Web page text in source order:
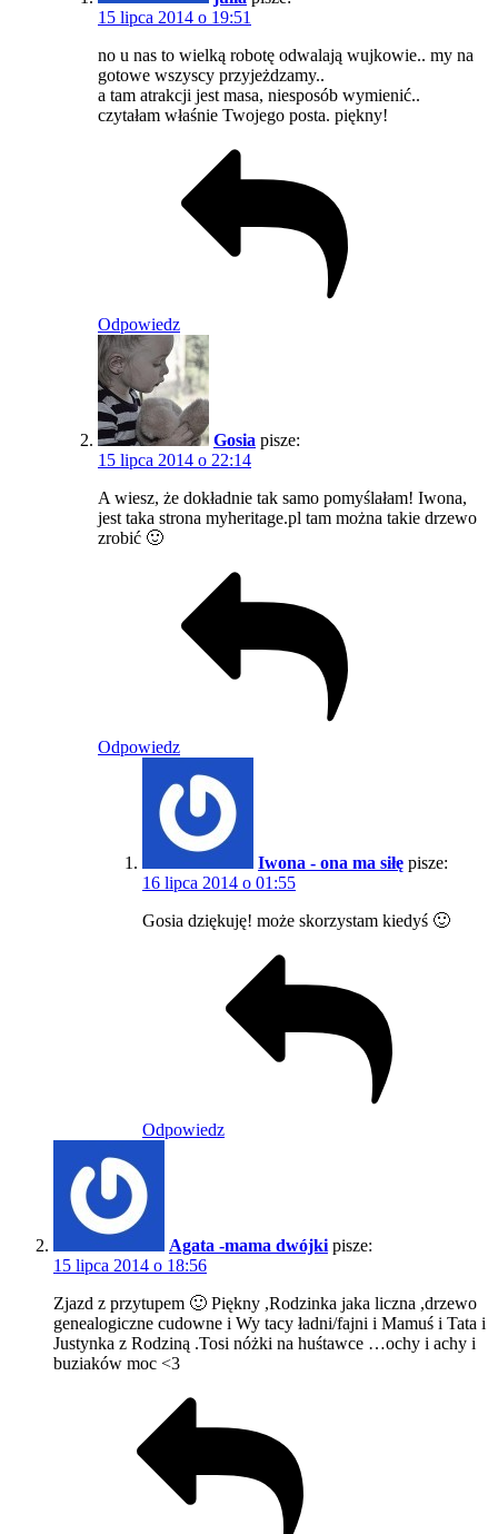
15 lipca 2014 o 19:51
no u nas to wielką robotę odwalają wujkowie.. my na
gotowe wszyscy przyjeżdzamy..
a tam atrakcji jest masa, niesposób wymienić..
czytałam właśnie Twojego posta. piękny!
Odpowiedz
Gosia pisze:
15 lipca 2014 o 22:14
A wiesz, że dokładnie tak samo pomyślałam! Iwona,
jest taka strona myheritage.pl tam można takie drzewo
zrobić 🙂
Odpowiedz
Iwona - ona ma siłę pisze:
16 lipca 2014 o 01:55
Gosia dziękuję! może skorzystam kiedyś 🙂
Odpowiedz
Agata -mama dwójki pisze:
15 lipca 2014 o 18:56
Zjazd z przytupem 🙂 Piękny ,Rodzinka jaka liczna ,drzewo
genealogiczne cudowne i Wy tacy ładni/fajni i Mamuś i Tata i
Justynka z Rodziną .Tosi nóżki na huśtawce …ochy i achy i
buziaków moc <3